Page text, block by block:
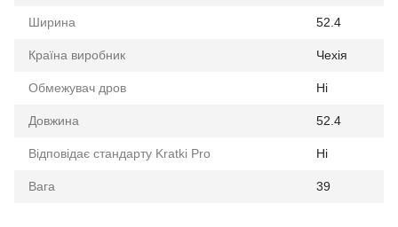
Ширина 52.4
Країна виробник Чехія
Обмежувач дров Ні
Довжина 52.4
Відповідає стандарту Kratki Pro Ні
Вага 39